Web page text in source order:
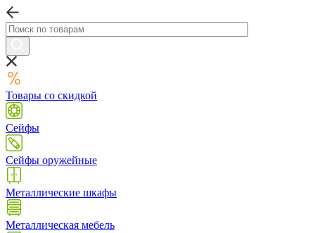
Товары со скидкой
Сейфы
Сейфы оружейные
Металлические шкафы
Металлическая мебель